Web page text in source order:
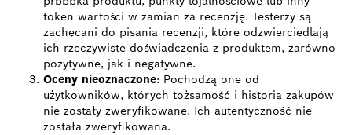
token wartości w zamian za recenzję. Testerzy są
zachęcani do pisania recenzji, które odzwierciedlają
ich rzeczywiste doświadczenia z produktem, zarówno
pozytywne, jak i negatywne.
Oceny nieoznaczone: Pochodzą one od
użytkowników, których tożsamość i historia zakupów
nie zostały zweryfikowane. Ich autentyczność nie
została zweryfikowana.